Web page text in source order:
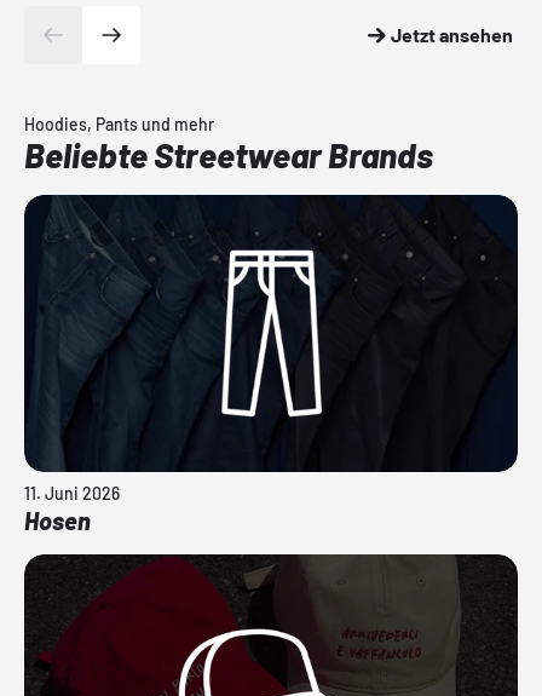
Jetzt ansehen
Hoodies, Pants und mehr
Beliebte Streetwear Brands
11. Juni 2026
Hosen